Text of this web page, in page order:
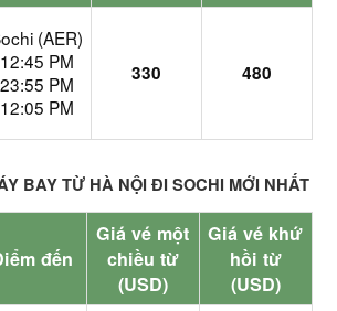
(AER)
12:45 PM
23:55 PM
12:05 PM
330 480
BAY TỪ HÀ NỘI ĐI SOCHI MỚI NHẤT
đến
Giá vé một
chiều từ
(USD)
Giá vé khứ
hồi từ
(USD)